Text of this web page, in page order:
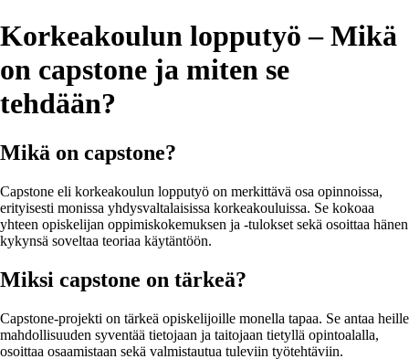
Korkeakoulun lopputyö – Mikä
on capstone ja miten se
tehdään?
Mikä on capstone?
Capstone eli korkeakoulun lopputyö on merkittävä osa opinnoissa,
erityisesti monissa yhdysvaltalaisissa korkeakouluissa. Se kokoaa
yhteen opiskelijan oppimiskokemuksen ja -tulokset sekä osoittaa hänen
kykynsä soveltaa teoriaa käytäntöön.
Miksi capstone on tärkeä?
Capstone-projekti on tärkeä opiskelijoille monella tapaa. Se antaa heille
mahdollisuuden syventää tietojaan ja taitojaan tietyllä opintoalalla,
osoittaa osaamistaan sekä valmistautua tuleviin työtehtäviin.